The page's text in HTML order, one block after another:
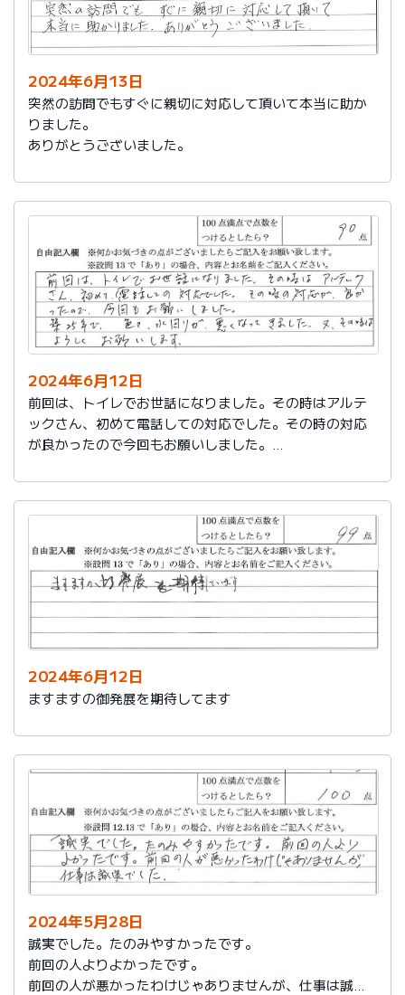
2024年6月13日
突然の訪問でもすぐに親切に対応して頂いて本当に助か
りました。
ありがとうございました。
2024年6月12日
前回は、トイレでお世話になりました。その時はアルテ
ックさん、初めて電話しての対応でした。その時の対応
が良かったので今回もお願いしました。
時はよろしくお願いします。
2024年6月12日
ますますの御発展を期待してます
2024年5月28日
誠実でした。たのみやすかったです。
前回の人よりよかったです。
前回の人が悪かったわけじゃありませんが、仕事は誠実